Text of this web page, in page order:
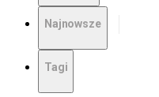
Najnowsze
Tagi